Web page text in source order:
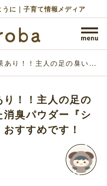
に｜子育て情報メディア
あり！！主人の足の臭いが
す！
！！主人の足の
臭パウダー『シ
すすめです！